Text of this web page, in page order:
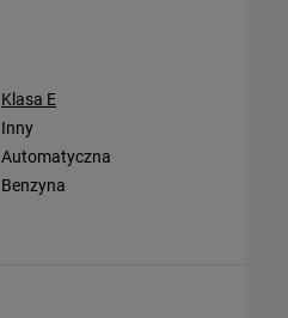
Klasa E
Inny
Automatyczna
Benzyna